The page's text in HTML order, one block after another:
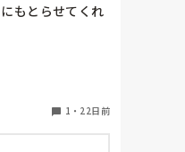
もとらせてくれ
、せめて有給で
らいました。制
のではないとい
で、驚きと守ら
1 ・ 22日前